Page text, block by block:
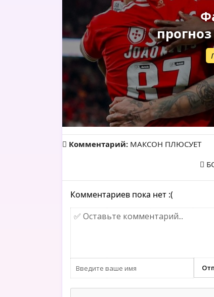
Комментарий: МАКСОН ПЛЮСУЕТ
Комментариев пока нет :(